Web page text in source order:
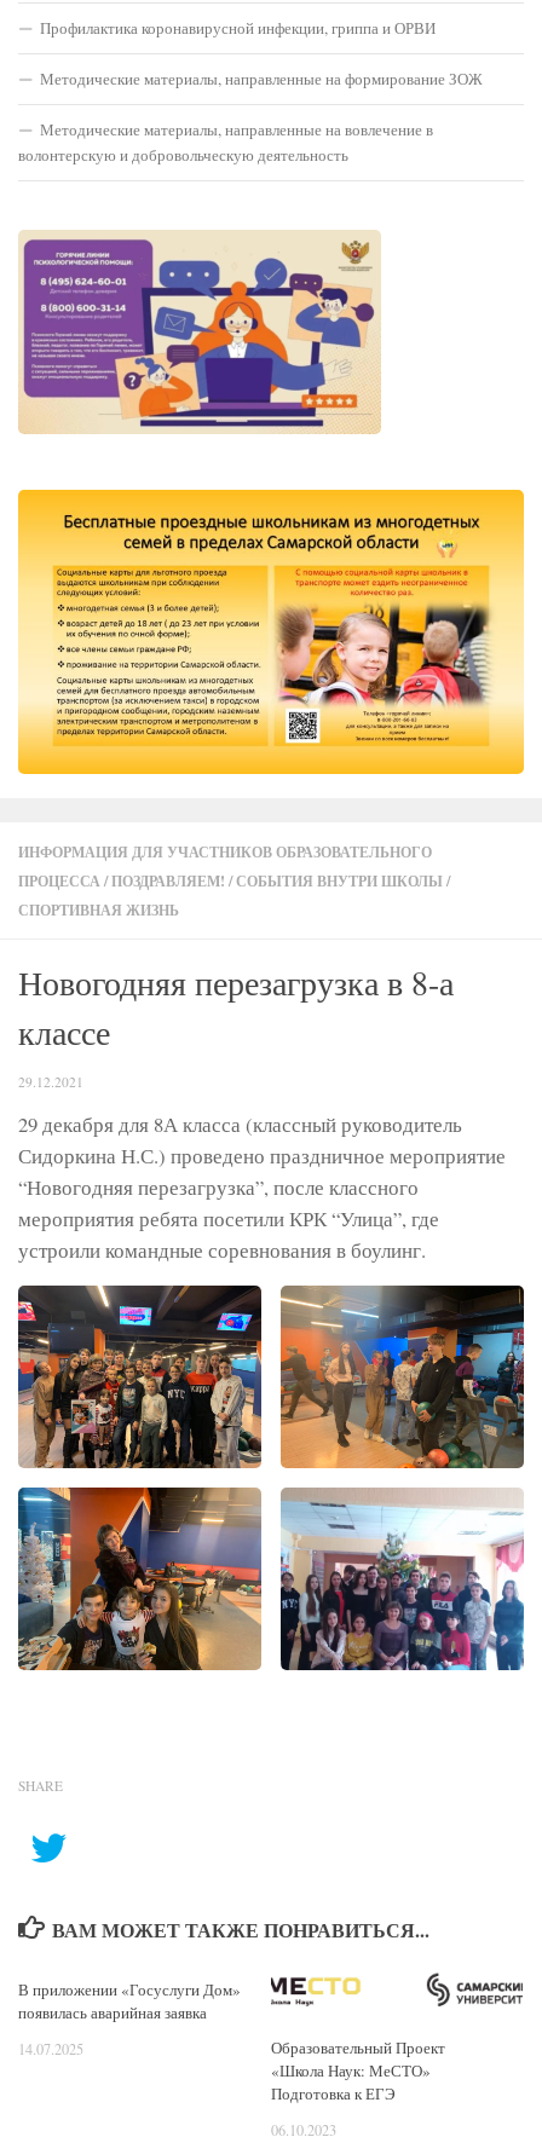
ИНФОРМАЦИЯ ДЛЯ УЧАСТНИКОВ ОБРАЗОВАТЕЛЬНОГО
ПРОЦЕССА/ПОЗДРАВЛЯЕМ! /СОБЫТИЯ ВНУТРИ ШКОЛЫ/
СПОРТИВНАЯ ЖИЗНЬ
Новогодняя перезагрузка в 8-а
классе
29.12.2021
29 декабря для 8А класса (классный руководитель
Сидоркина Н.С.) проведено праздничное мероприятие
“Новогодняя перезагрузка”, после классного
мероприятия ребята посетили КРК “Улица”, где
устроили командные соревнования в боулинг.
SHARE
ВАМ МОЖЕТ ТАКЖЕ ПОНРАВИТЬСЯ...
В приложении «Госуслуги Дом»
появилась аварийная заявка
14.07.2025
Образовательный Проект
«Школа Наук: МеСТО»
Подготовка к ЕГЭ
06.10.2023
Профилактика коронавирусной инфекции, гриппа и ОРВИ
Методические материалы, направленные на формирование ЗОЖ
Методические материалы, направленные на вовлечение в
волонтерскую и добровольческую деятельность